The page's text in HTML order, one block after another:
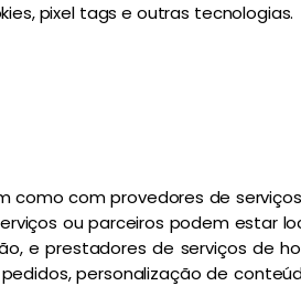
pixel tags e outras tecnologias.
como com provedores de
ou parceiros podem estar
e prestadores de serviços de
personalização de